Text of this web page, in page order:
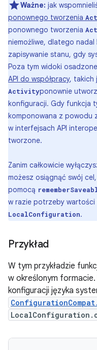
Ważne: jak
ponownego tworzenia
ponownego tworzenia
niemożliwe, dlatego
zapisywanie stanu, gdy
Poza tym widoki
API do współpracy, takich
Activityponownie
konfiguracji. Gdy funkcja
komponowana z powodu
w interfejsach API
tworzone.
Zanim całkowicie
możesz osiągnąć swój
pomocą
w razie potrzeby
LocalConfiguration.
Przykład
W tym przykładzie
w określonym
konfiguracji języka